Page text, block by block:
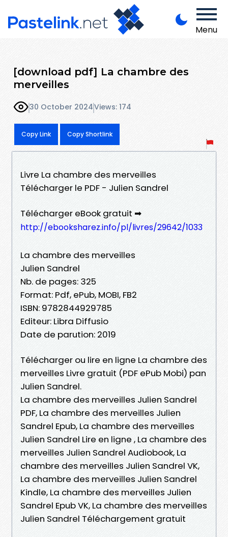
Menu
[download pdf] La chambre des
merveilles
30 October 2024Views: 174
Copy Link Copy Shortlink
Livre La chambre des merveilles
Télécharger le PDF - Julien Sandrel
Télécharger eBook gratuit ➡
http://ebooksharez.info/pl/livres/29642/1033
La chambre des merveilles
Julien Sandrel
Nb. de pages: 325
Format: Pdf, ePub, MOBI, FB2
ISBN: 9782844929785
Editeur: Libra Diffusio
Date de parution: 2019
Télécharger ou lire en ligne La chambre des
merveilles Livre gratuit (PDF ePub Mobi) pan
Julien Sandrel.
La chambre des merveilles Julien Sandrel
PDF, La chambre des merveilles Julien
Sandrel Epub, La chambre des merveilles
Julien Sandrel Lire en ligne , La chambre des
merveilles Julien Sandrel Audiobook, La
chambre des merveilles Julien Sandrel VK,
La chambre des merveilles Julien Sandrel
Kindle, La chambre des merveilles Julien
Sandrel Epub VK, La chambre des merveilles
Julien Sandrel Téléchargement gratuit